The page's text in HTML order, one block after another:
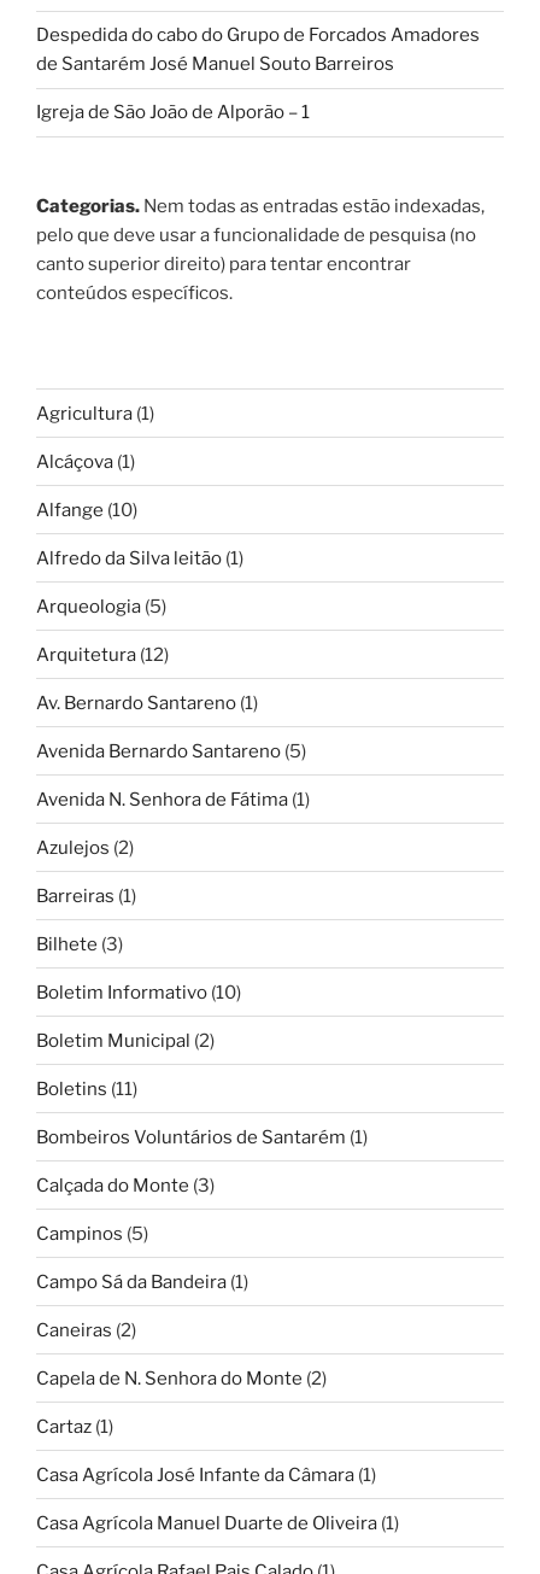
Despedida do cabo do Grupo de Forcados Amadores
de Santarém José Manuel Souto Barreiros
Igreja de São João de Alporão – 1
Categorias. Nem todas as entradas estão indexadas,
pelo que deve usar a funcionalidade de pesquisa (no
canto superior direito) para tentar encontrar
conteúdos específicos.
Agricultura (1)
Alcáçova (1)
Alfange (10)
Alfredo da Silva leitão (1)
Arqueologia (5)
Arquitetura (12)
Av. Bernardo Santareno (1)
Avenida Bernardo Santareno (5)
Avenida N. Senhora de Fátima (1)
Azulejos (2)
Barreiras (1)
Bilhete (3)
Boletim Informativo (10)
Boletim Municipal (2)
Boletins (11)
Bombeiros Voluntários de Santarém (1)
Calçada do Monte (3)
Campinos (5)
Campo Sá da Bandeira (1)
Caneiras (2)
Capela de N. Senhora do Monte (2)
Cartaz (1)
Casa Agrícola José Infante da Câmara (1)
Casa Agrícola Manuel Duarte de Oliveira (1)